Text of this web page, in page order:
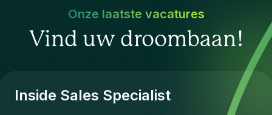
Onze laatste vacatures
Vind uw droombaan!
Inside Sales Specialist